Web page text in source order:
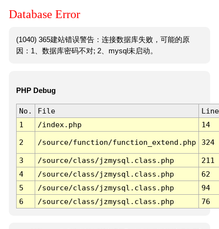
Database Error
(1040) 365建站错误警告：连接数据库失败，可能的原
因：1、数据库密码不对; 2、mysql未启动。
PHP Debug
No. File
Line
1
/index.php 14
2 /source/function/function_extend.php 324
3 /source/class/jzmysql.class.php
211
4
/source/class/jzmysql.class.php
62
5
/source/class/jzmysql.class.php
94
6
/source/class/jzmysql.class.php 76